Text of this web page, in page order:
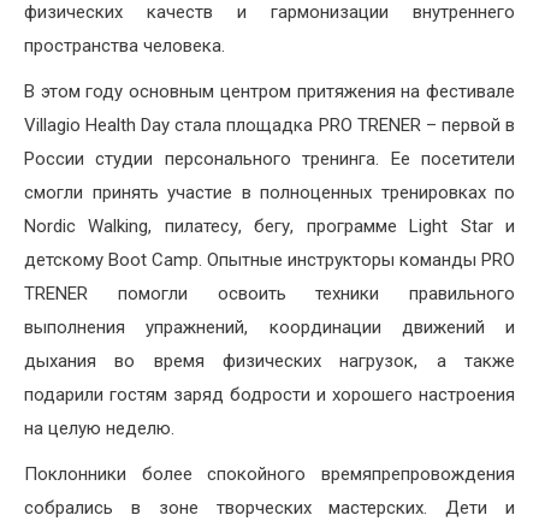
физических качеств и гармонизации внутреннего
пространства человека.
В этом году основным центром притяжения на фестивале
Villagio Health Day стала площадка PRO TRENER – первой в
России студии персонального тренинга. Ее посетители
смогли принять участие в полноценных тренировках по
Nordic Walking, пилатесу, бегу, программе Light Star и
детскому Boot Camp. Опытные инструкторы команды PRO
TRENER помогли освоить техники правильного
выполнения упражнений, координации движений и
дыхания во время физических нагрузок, а также
подарили гостям заряд бодрости и хорошего настроения
на целую неделю.
Поклонники более спокойного времяпрепровождения
собрались в зоне творческих мастерских. Дети и